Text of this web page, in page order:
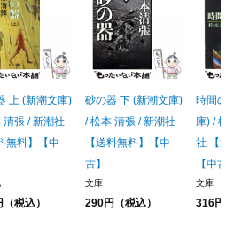
上 (新潮文庫)
清張 / 新潮社
無料】【中
税込）
砂の器 下 (新潮文庫)
/ 松本 清張 / 新潮社
【送料無料】【中
古】
文庫
290円（税込）
時間の
庫) / 松
社 【送
【中古
文庫
316円